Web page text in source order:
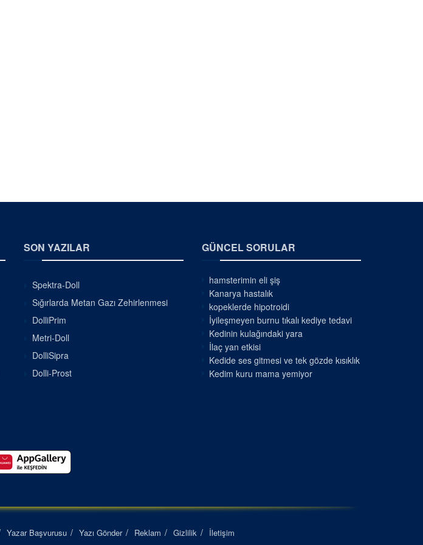
SON YAZILAR
Spektra-Doll
Sığırlarda Metan Gazı Zehirlenmesi
DolliPrim
Metri-Doll
DolliSipra
Dolli-Prost
GÜNCEL SORULAR
hamsterimin eli şiş
Kanarya hastalık
kopeklerde hipotroidi
İyileşmeyen burnu tıkalı kediye tedavi
Kedinin kulağındaki yara
İlaç yan etkisi
Kedide ses gitmesi ve tek gözde kısıklık
Kedim kuru mama yemiyor
Yazar Başvurusu Yazı Gönder Reklam Gizlilik İletişim